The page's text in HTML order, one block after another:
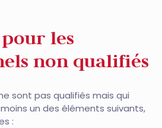
les
non qualifiés
sont pas qualifiés mais qui
un des éléments suivants,
: